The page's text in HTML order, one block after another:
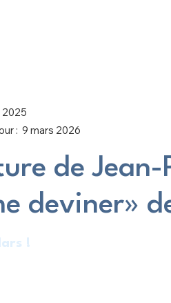
2025
: 9 mars 2026
de
deviner»
!